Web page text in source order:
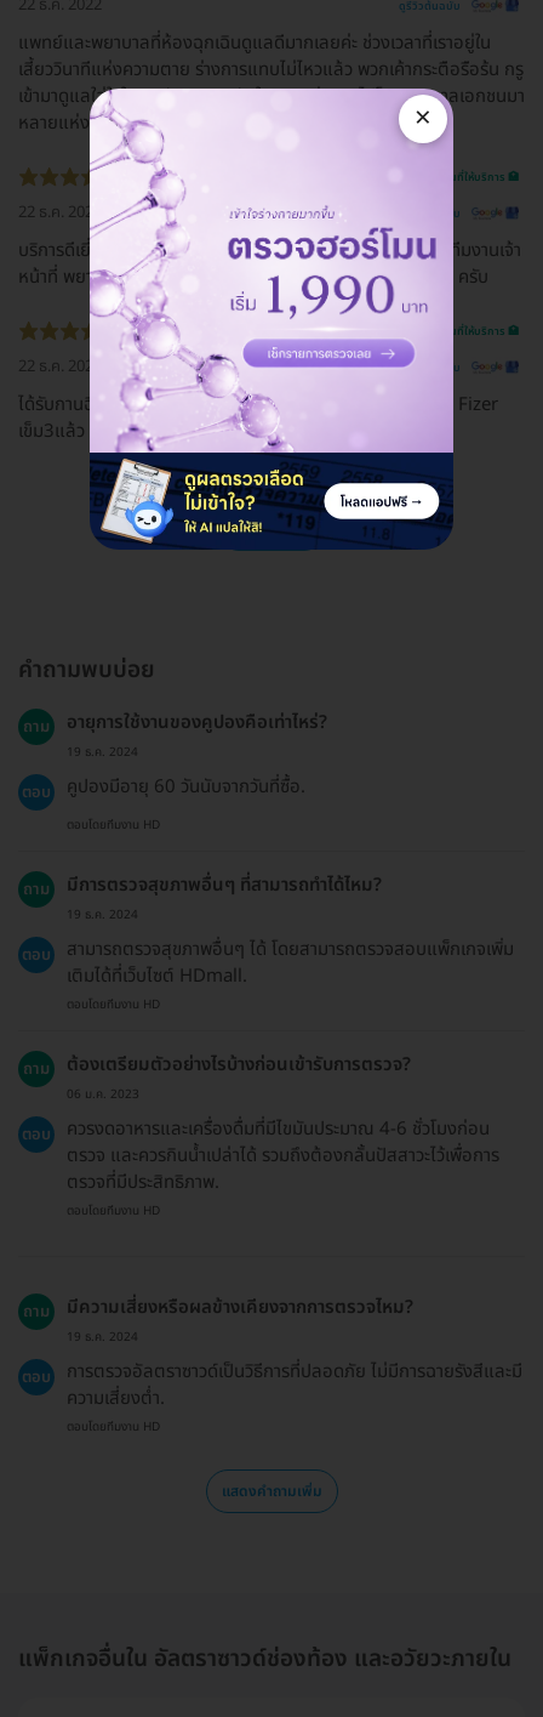
22 ธ.ค. 2022 ดูรีวิวต้นฉบับ
แพทย์และพยาบาลที่ห้องฉุกเฉินดูแลดีมากเลยค่ะ ช่วงเวลาที่เราอยู่ใน
เสี้ยววินาทีแห่งความตาย ร่างการแทบไม่ไหวแล้ว พวกเค้ากระตือรือร้น กรู
เข้ามาดูแลใส่ใจในการรักษา พระทับใจมากๆค่ะ เคยไปโรงพยาบาลเอกชนมา
หลายแห่ง พูดได้เต็มปากที่นี่ใส่ใจดีที่สุดเลยค่ะ♥️
รีวิวสถานที่ให้บริการ 🏥
22 ธ.ค. 2022 ดูรีวิวต้นฉบับ
บริการดีเยี่ยมมากครับ เหมือนมาพักผ่อนชาร์จแบตเตอร์รี่ครับ ทีมงานเจ้า
หน้าที่ พยาบาล และอาจารย์หมอ ดูแลรักษา ให้คำปรึกษาแนะนำ ครับ
รีวิวสถานที่ให้บริการ 🏥
22 ธ.ค. 2022 ดูรีวิวต้นฉบับ
ได้รับกานฉีดVaccin/Atta.ทั้งสองเข็มแล้ว,และเมื่อ4 มค.ได้ฉีด Fizer
เข็ม3แล้ว ขอบคุณรัฐบาลและ ร พ.พญาไทย1 เป็นอย่างสูง@
ดูรีวิวทั้งหมด
คำถามพบบ่อย
ถาม อายุการใช้งานของคูปองคือเท่าไหร่?
19 ธ.ค. 2024
ตอบ คูปองมีอายุ 60 วันนับจากวันที่ซื้อ.
ตอบโดยทีมงาน HD
ถาม มีการตรวจสุขภาพอื่นๆ ที่สามารถทำได้ไหม?
19 ธ.ค. 2024
ตอบ
สามารถตรวจสุขภาพอื่นๆ ได้ โดยสามารถตรวจสอบแพ็กเกจเพิ่ม
เติมได้ที่เว็บไซต์ HDmall.
ตอบโดยทีมงาน HD
ถาม ต้องเตรียมตัวอย่างไรบ้างก่อนเข้ารับการตรวจ?
06 ม.ค. 2023
ตอบ
ควรงดอาหารและเครื่องดื่มที่มีไขมันประมาณ 4-6 ชั่วโมงก่อน
ตรวจ และควรกินน้ำเปล่าได้ รวมถึงต้องกลั้นปัสสาวะไว้เพื่อการ
ตรวจที่มีประสิทธิภาพ.
ตอบโดยทีมงาน HD
ถาม มีความเสี่ยงหรือผลข้างเคียงจากการตรวจไหม?
19 ธ.ค. 2024
ตอบ
การตรวจอัลตราซาวด์เป็นวิธีการที่ปลอดภัย ไม่มีการฉายรังสีและมี
ความเสี่ยงต่ำ.
ตอบโดยทีมงาน HD
แสดงคำถามเพิ่ม
แพ็กเกจอื่นใน อัลตราซาวด์ช่องท้อง และอวัยวะภายใน
×